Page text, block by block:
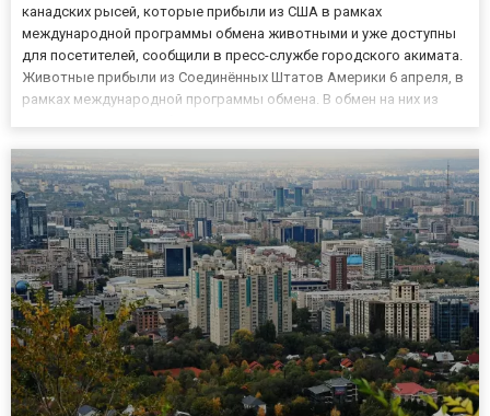
канадских рысей, которые прибыли из США в рамках
международной программы обмена животными и уже доступны
для посетителей, сообщили в пресс-службе городского акимата.
Животные прибыли из Соединённых Штатов Америки 6 апреля, в
рамках международной программы обмена. В обмен на них из
наблюдение...